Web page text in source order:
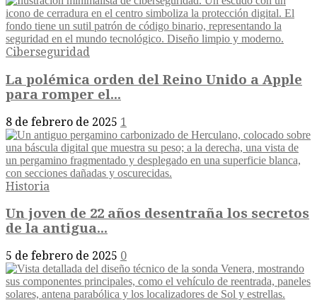
Ciberseguridad
La polémica orden del Reino Unido a Apple
para romper el...
8 de febrero de 2025 1
Historia
Un joven de 22 años desentraña los secretos
de la antigua...
5 de febrero de 2025 0